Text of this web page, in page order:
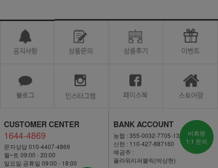
CUSTOMER CENTER
1644-4869
문자상담 010-4407-4869
월~토 09:00 - 20:00
일요일·공휴일 09:00 - 18:00
BANK ACCOUNT
농협 : 355-0032-7705-13
신한 : 110-427-887160
예금주 :
플라워리퍼블릭(박상현)
비회원
1:1 문의